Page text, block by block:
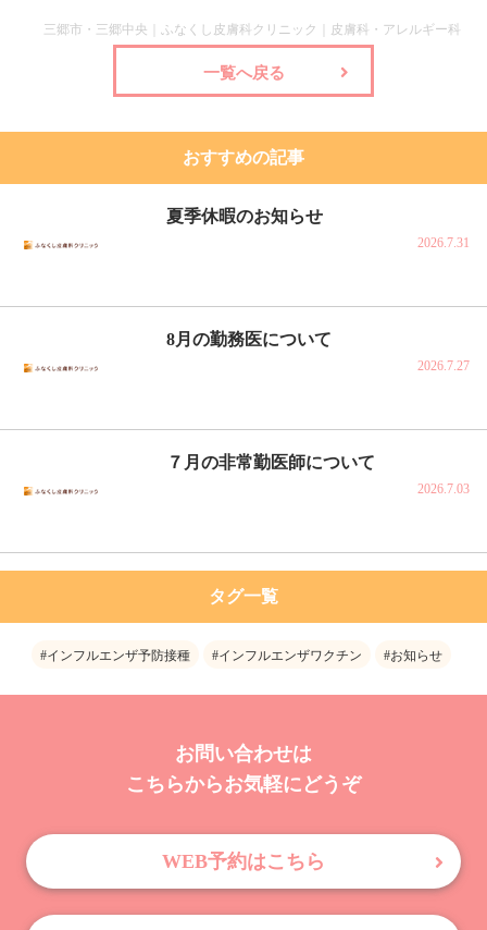
三郷市・三郷中央｜ふなくし皮膚科クリニック｜皮膚科・アレルギー科
一覧へ戻る
おすすめの記事
夏季休暇のお知らせ
2026.7.31
8月の勤務医について
2026.7.27
７月の非常勤医師について
2026.7.03
タグ一覧
#インフルエンザ予防接種 #インフルエンザワクチン #お知らせ
お問い合わせは
こちらからお気軽にどうぞ
WEB予約はこちら